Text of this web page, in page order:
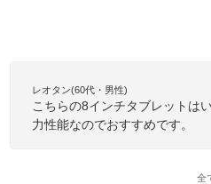
レオタン(60代・男性)
こちらの8インチタブレットは
力性能なのでおすすめです。
全